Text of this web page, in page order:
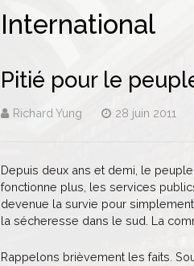
International
Pitié pour le
Richard Yung 28 juin 2011
Depuis deux ans et demi, le peuple
fonctionne plus, les services
devenue la survie pour
la sécheresse dans le sud. La
Rappelons brièvement les faits.